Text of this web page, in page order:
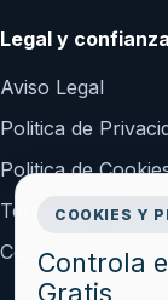
Legal y confianza
Aviso Legal
Politica de
Politica de
Terminos y
Configurar
COOKIES Y
Controla
Gratis